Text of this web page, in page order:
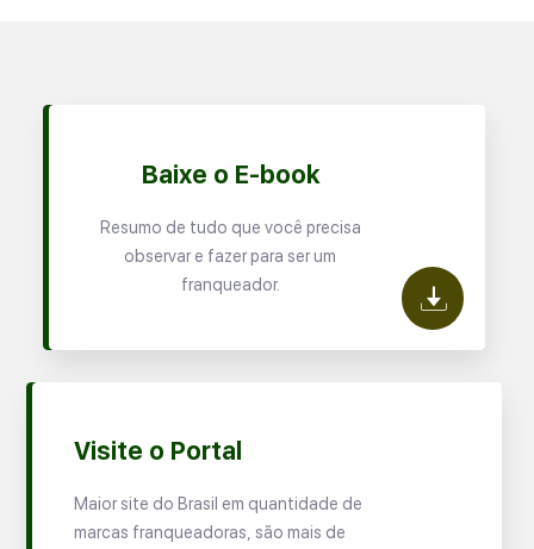
Baixe o E-book
Resumo de tudo que você precisa
observar e fazer para ser um
franqueador.
Visite o Portal
Maior site do Brasil em quantidade de
marcas franqueadoras, são mais de